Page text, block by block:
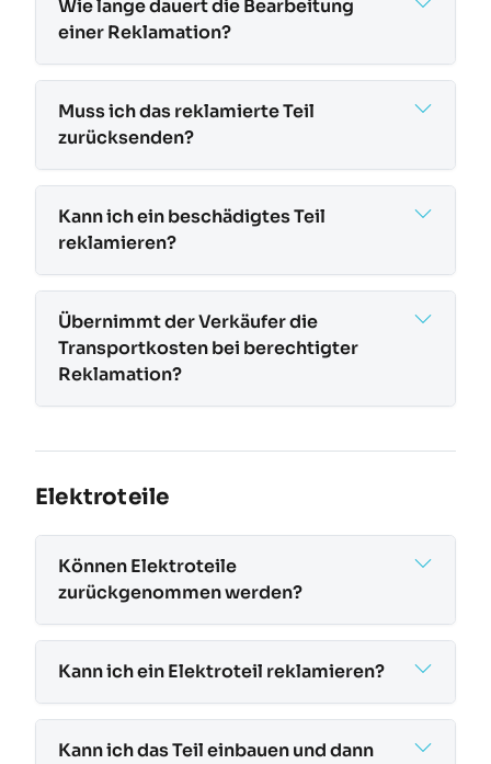
Wie lange dauert die Bearbeitung
einer Reklamation?
Muss ich das reklamierte Teil
zurücksenden?
Kann ich ein beschädigtes Teil
reklamieren?
Übernimmt der Verkäufer die
Transportkosten bei berechtigter
Reklamation?
Elektroteile
Können Elektroteile
zurückgenommen werden?
Kann ich ein Elektroteil reklamieren?
Kann ich das Teil einbauen und dann